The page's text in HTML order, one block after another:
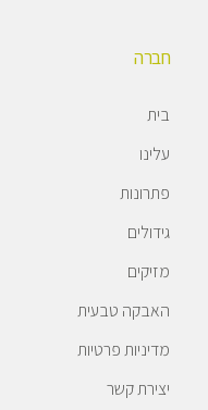
חברה
בית
עלינו
פתרונות
גידולים
מזיקים
האבקה טבעית
מדיניות פרטיות
יצירת קשר